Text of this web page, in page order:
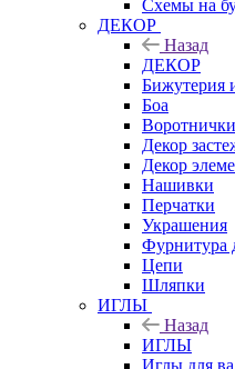
Схемы на
ДЕКОР
Назад
ДЕКОР
Бижутерия
Боа
Воротнички
Декор
Декор
Нашивки
Перчатки
Украшения
Фурнитура
Цепи
Шляпки
ИГЛЫ
Назад
ИГЛЫ
Иглы для